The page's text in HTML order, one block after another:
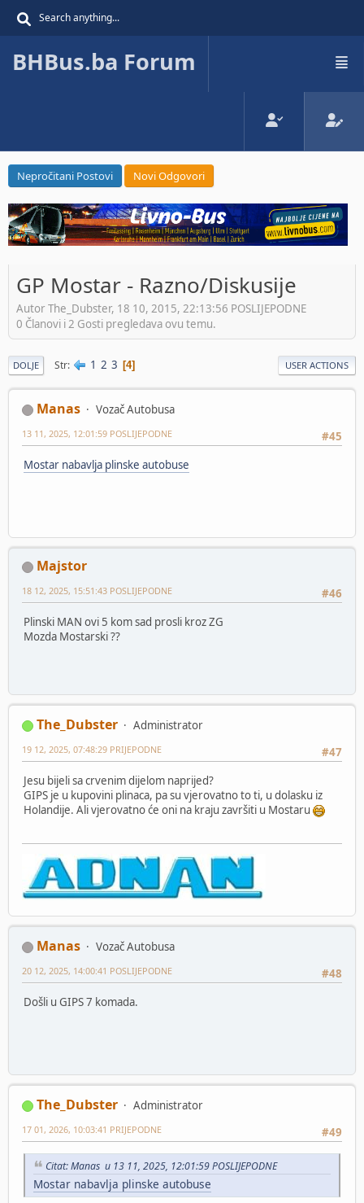
BHBus.ba Forum
Nepročitani Postovi Novi Odgovori
GP Mostar - Razno/Diskusije
Autor The_Dubster, 18 10, 2015, 22:13:56 POSLIJEPODNE
0 Članovi i 2 Gosti pregledava ovu temu.
DOLJE Str 1 2 3 4 USER ACTIONS
Manas
Vozač Autobusa
#45
13 11, 2025, 12:01:59 POSLIJEPODNE
Mostar nabavlja plinske autobuse
Majstor
#46
18 12, 2025, 15:51:43 POSLIJEPODNE
Plinski MAN ovi 5 kom sad prosli kroz ZG
Mozda Mostarski ??
The_Dubster
Administrator
#47
19 12, 2025, 07:48:29 PRIJEPODNE
Jesu bijeli sa crvenim dijelom naprijed?
GIPS je u kupovini plinaca, pa su vjerovatno to ti, u dolasku iz
Holandije. Ali vjerovatno će oni na kraju završiti u Mostaru
Manas
Vozač Autobusa
#48
20 12, 2025, 14:00:41 POSLIJEPODNE
Došli u GIPS 7 komada.
The_Dubster
Administrator
#49
17 01, 2026, 10:03:41 PRIJEPODNE
Citat: Manas u 13 11, 2025, 12:01:59 POSLIJEPODNE
Mostar nabavlja plinske autobuse